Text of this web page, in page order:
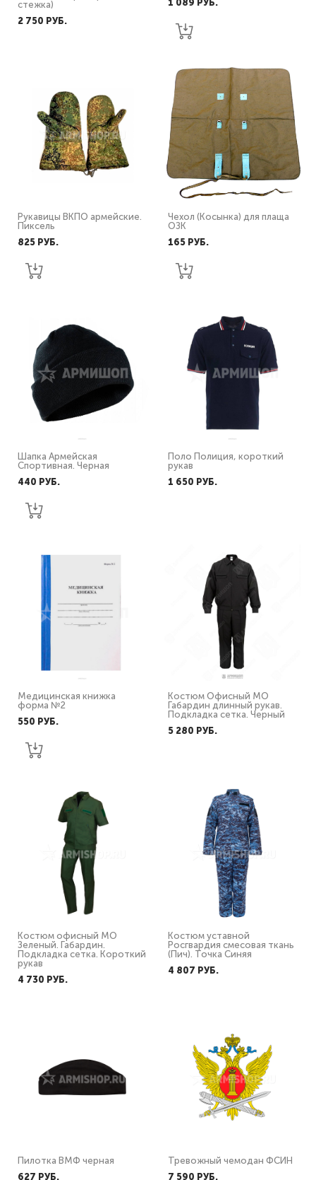
стежка)
2 750 PУБ.
1 089 PУБ.
Рукавицы ВКПО армейские.
Пиксель
825 PУБ.
Чехол (Косынка) для плаща
ОЗК
165 PУБ.
Шапка Армейская
Спортивная. Черная
440 PУБ.
Поло Полиция, короткий
рукав
1 650 PУБ.
Медицинская книжка
форма №2
550 PУБ.
Костюм Офисный МО
Габардин длинный рукав.
Подкладка сетка. Черный
5 280 PУБ.
Костюм офисный МО
Зеленый. Габардин.
Подкладка сетка. Короткий
рукав
4 730 PУБ.
Костюм уставной
Росгвардия смесовая ткань
(Пич). Точка Синяя
4 807 PУБ.
Пилотка ВМФ черная
627 PУБ.
Тревожный чемодан ФСИН
7 590 PУБ.